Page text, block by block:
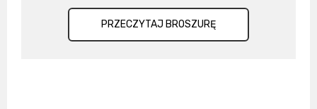
PRZECZYTAJ BROSZURĘ